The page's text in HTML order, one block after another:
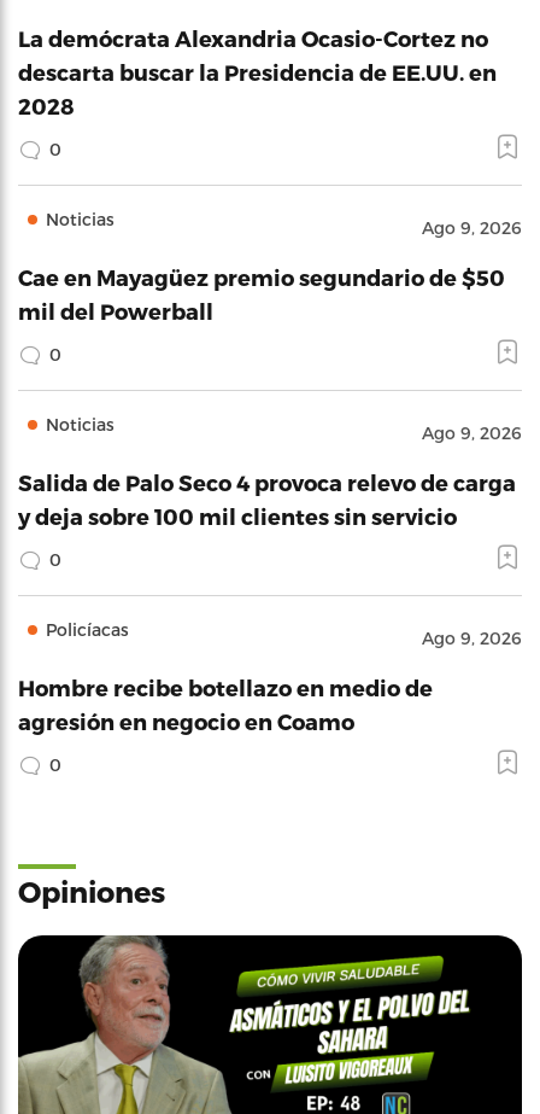
La demócrata Alexandria Ocasio-Cortez no
descarta buscar la Presidencia de EE.UU. en
2028
0
Noticias Ago 9, 2026
Cae en Mayagüez premio segundario de $50
mil del Powerball
0
Noticias Ago 9, 2026
Salida de Palo Seco 4 provoca relevo de carga
y deja sobre 100 mil clientes sin servicio
0
Policíacas Ago 9, 2026
Hombre recibe botellazo en medio de
agresión en negocio en Coamo
0
Opiniones